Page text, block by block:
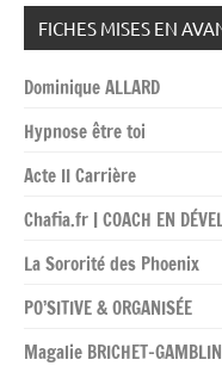
FICHES MISES EN
Dominique ALLARD
Hypnose être toi
Acte II Carrière
Chafia.fr | COACH EN
La Sororité des Phoenix
PO’SITIVE & ORGANISÉE
Magalie BRICHET-